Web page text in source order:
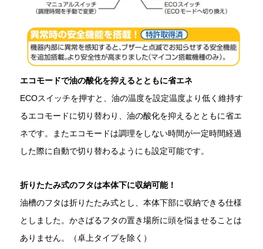
エコモードで油の酸化を抑えるとともに省エネ
ECOスイッチを押すと、油の温度を設定温度より低く維持す
るエコモードに切り替わり、油の酸化を抑えるとともに省エ
ネです。またエコモードは調理をしない時間が一定時間経過
した際に自動で切り替わるようにも設定可能です。
折りたたみ式のフタは本体下に収納可能！
油槽のフタは折りたたみ式とし、本体下部に収納できる仕様
としました。かさばるフタの置き場所に頭を悩ませることは
ありません。（卓上タイプを除く）